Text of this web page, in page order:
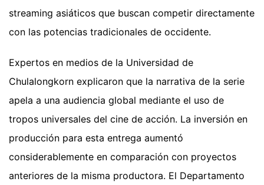
streaming asiáticos que buscan competir directamente
con las potencias tradicionales de occidente.
Expertos en medios de la Universidad de
Chulalongkorn explicaron que la narrativa de la serie
apela a una audiencia global mediante el uso de
tropos universales del cine de acción. La inversión en
producción para esta entrega aumentó
considerablemente en comparación con proyectos
anteriores de la misma productora. El Departamento